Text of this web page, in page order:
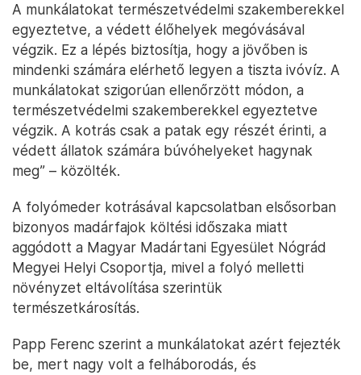
A munkálatokat természetvédelmi szakemberekkel
egyeztetve, a védett élőhelyek megóvásával
végzik. Ez a lépés biztosítja, hogy a jövőben is
mindenki számára elérhető legyen a tiszta ivóvíz. A
munkálatokat szigorúan ellenőrzött módon, a
természetvédelmi szakemberekkel egyeztetve
végzik. A kotrás csak a patak egy részét érinti, a
védett állatok számára búvóhelyeket hagynak
meg” – közölték.
A folyómeder kotrásával kapcsolatban elsősorban
bizonyos madárfajok költési időszaka miatt
aggódott a Magyar Madártani Egyesület Nógrád
Megyei Helyi Csoportja, mivel a folyó melletti
növényzet eltávolítása szerintük
természetkárosítás.
Papp Ferenc szerint a munkálatokat azért fejezték
be, mert nagy volt a felháborodás, és